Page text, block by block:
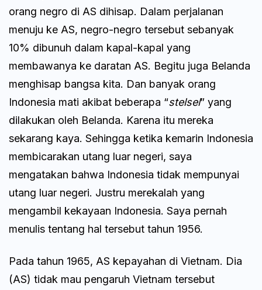
orang negro di AS dihisap. Dalam perjalanan
menuju ke AS, negro-negro tersebut sebanyak
10% dibunuh dalam kapal-kapal yang
membawanya ke daratan AS. Begitu juga Belanda
menghisap bangsa kita. Dan banyak orang
Indonesia mati akibat beberapa “stelsel” yang
dilakukan oleh Belanda. Karena itu mereka
sekarang kaya. Sehingga ketika kemarin Indonesia
membicarakan utang luar negeri, saya
mengatakan bahwa Indonesia tidak mempunyai
utang luar negeri. Justru merekalah yang
mengambil kekayaan Indonesia. Saya pernah
menulis tentang hal tersebut tahun 1956.
Pada tahun 1965, AS kepayahan di Vietnam. Dia
(AS) tidak mau pengaruh Vietnam tersebut